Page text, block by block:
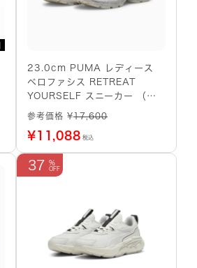
23.0cm PUMA レディース
ベロファシス RETREAT
YOURSELF スニーカー （グ
レー系）
参考価格 ¥17,600
¥11,088 税込
37